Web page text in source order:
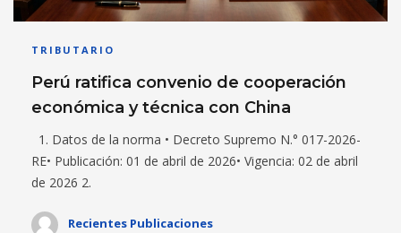
TRIBUTARIO
Perú ratifica convenio de cooperación
económica y técnica con China
1. Datos de la norma • Decreto Supremo N.° 017-2026-
RE• Publicación: 01 de abril de 2026• Vigencia: 02 de abril
de 2026 2.
Recientes Publicaciones